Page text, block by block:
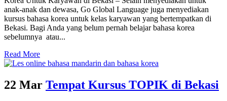
anak-anak dan dewasa, Go Global Language juga menyediakan
kursus bahasa korea untuk kelas karyawan yang bertempatkan di
Bekasi. Bagi Anda yang belum pernah belajar bahasa korea
sebelumnya atau...
Read More
22 Mar Tempat Kursus TOPIK di Bekasi